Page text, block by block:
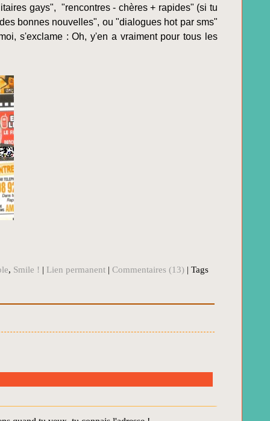
gays", "rencontres - chères + rapides" (si tu
bonnes nouvelles", ou "dialogues hot par sms"
s'exclame : Oh, y'en a vraiment pour tous les
, Smile ! | Lien permanent | Commentaires (13) | Tags